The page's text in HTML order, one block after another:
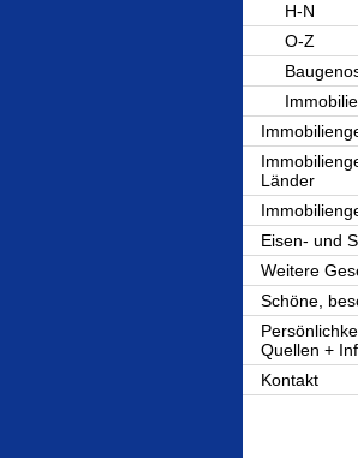
H-N
O-Z
Länder
Eisen- und
Weitere
Schöne,
Quellen +
Kontakt